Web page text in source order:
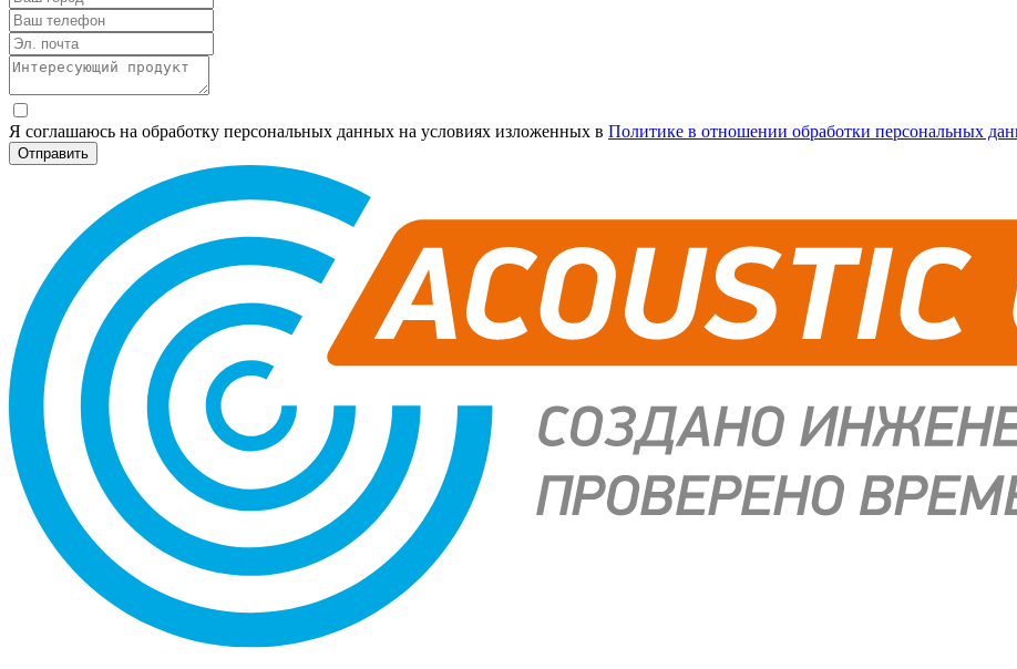
Я соглашаюсь на обработку персональных данных на условиях изложенных в Политике в отношении обработки персональных